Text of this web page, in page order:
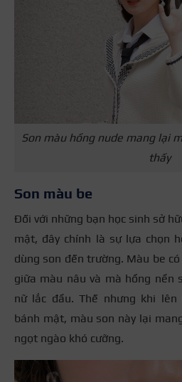
Son màu hồng nude mang lại
thấy
Son màu be
Đối với những bạn học sinh sở
mật, đây chính là sự lựa chọn
dùng son đến trường. Màu be
giữa màu nâu và mà hồng nền
nữ lắc đầu. Thế nhưng khi
bánh mật, màu son này lại
ngọt ngào khó cưỡng.